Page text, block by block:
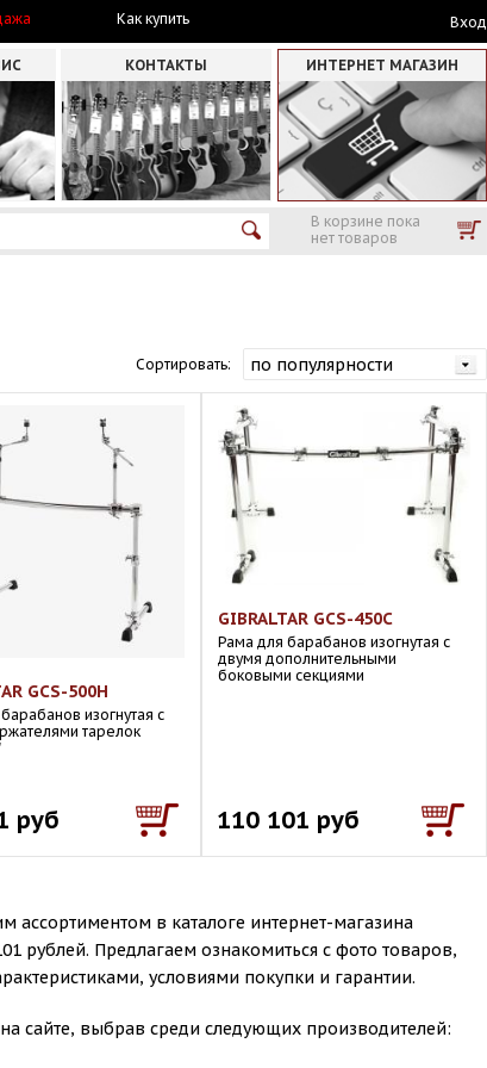
Как купить Вход
КОНТАКТЫ ИНТЕРНЕТ МАГАЗИН
В корзине пока
нет товаров
Сортировать:
GCS-500H
изогнутая с
тарелок
руб
GIBRALTAR GCS-450C
Рама для барабанов изогнутая с
двумя дополнительными
боковыми секциями
110 101 руб
в каталоге интернет-магазина
рублей. Предлагаем ознакомиться с фото товаров,
условиями покупки и гарантии.
сайте, выбрав среди следующих производителей: